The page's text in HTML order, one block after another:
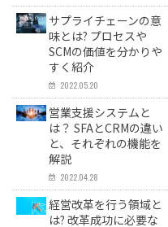
サプライチェーンの意
味とは? プロセスや
SCMの価値を分かりや
すく紹介
2022.05.20
営業支援システムと
は？ SFAとCRMの違い
と、それぞれの機能を
解説
2022.04.28
経営改革を行う領域と
は? 改革成功に必要な